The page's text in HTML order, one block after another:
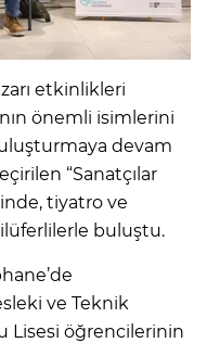
etkinlikleri
önemli isimlerini
devam
“Sanatçılar
tiyatro ve
buluştu.
ve Teknik
Lisesi öğrencilerinin